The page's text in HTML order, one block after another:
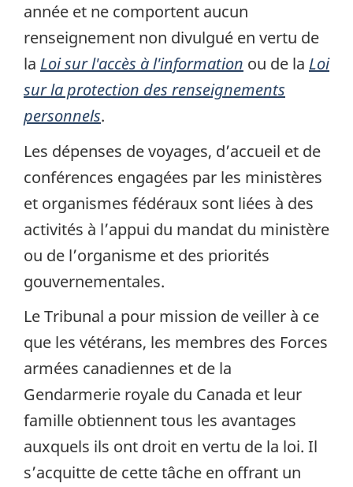
année et ne comportent aucun
renseignement non divulgué en vertu de
la Loi sur l'accès à l'information ou de la Loi
sur la protection des renseignements
personnels.
Les dépenses de voyages, d’accueil et de
conférences engagées par les ministères
et organismes fédéraux sont liées à des
activités à l’appui du mandat du ministère
ou de l’organisme et des priorités
gouvernementales.
Le Tribunal a pour mission de veiller à ce
que les vétérans, les membres des Forces
armées canadiennes et de la
Gendarmerie royale du Canada et leur
famille obtiennent tous les avantages
auxquels ils ont droit en vertu de la loi. Il
s’acquitte de cette tâche en offrant un